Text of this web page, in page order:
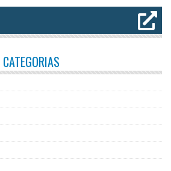
CATEGORIAS